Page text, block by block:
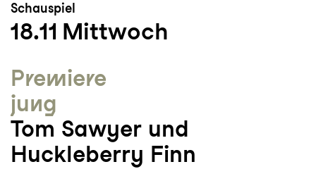
Schauspiel
18.11 Mittwoch
Premiere
jung
Tom Sawyer und
Huckleberry Finn